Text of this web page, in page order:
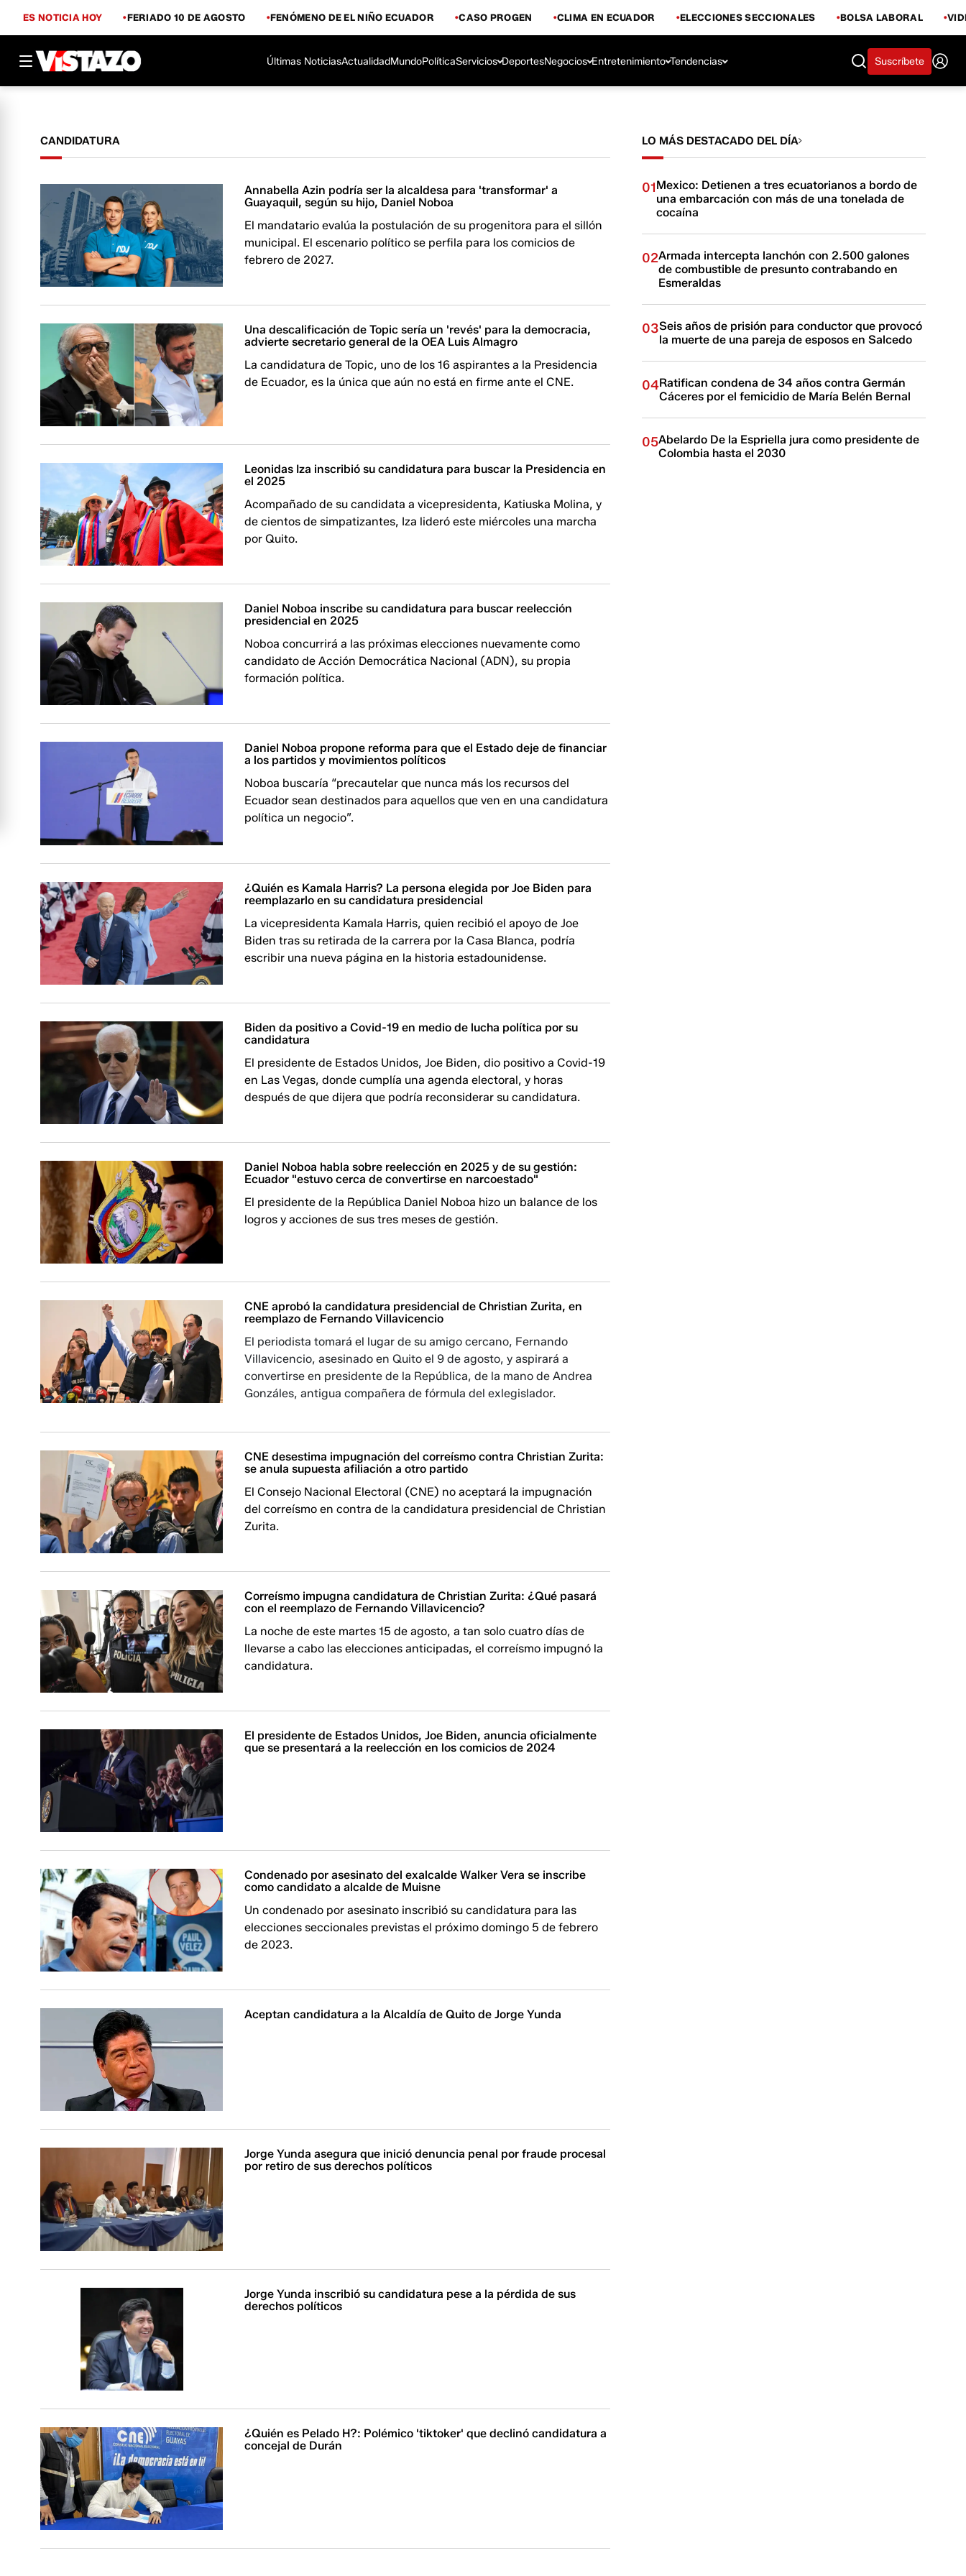
ES NOTICIA HOY FERIADO 10 DE AGOSTO FENÓMENO DE EL NIÑO ECUADOR CASO PROGEN CLIMA EN ECUADOR ELECCIONES SECCIONALES BOLSA LABORAL
Últimas NoticiasActualidadMundoPolíticaServicios DeportesNegocios Entretenimiento Tendencias Suscríbete
CANDIDATURA
Annabella Azin podría ser la alcaldesa para 'transformar' a
Guayaquil, según su hijo, Daniel Noboa
El mandatario evalúa la postulación de su progenitora para el sillón
municipal. El escenario político se perfila para los comicios de
febrero de 2027.
Una descalificación de Topic sería un 'revés' para la democracia,
advierte secretario general de la OEA Luis Almagro
La candidatura de Topic, uno de los 16 aspirantes a la Presidencia
de Ecuador, es la única que aún no está en firme ante el CNE.
Leonidas Iza inscribió su candidatura para buscar la Presidencia en
el 2025
Acompañado de su candidata a vicepresidenta, Katiuska Molina, y
de cientos de simpatizantes, Iza lideró este miércoles una marcha
por Quito.
Daniel Noboa inscribe su candidatura para buscar reelección
presidencial en 2025
Noboa concurrirá a las próximas elecciones nuevamente como
candidato de Acción Democrática Nacional (ADN), su propia
formación política.
Daniel Noboa propone reforma para que el Estado deje de financiar
a los partidos y movimientos políticos
Noboa buscaría “precautelar que nunca más los recursos del
Ecuador sean destinados para aquellos que ven en una candidatura
política un negocio”.
¿Quién es Kamala Harris? La persona elegida por Joe Biden para
reemplazarlo en su candidatura presidencial
La vicepresidenta Kamala Harris, quien recibió el apoyo de Joe
Biden tras su retirada de la carrera por la Casa Blanca, podría
escribir una nueva página en la historia estadounidense.
Biden da positivo a Covid-19 en medio de lucha política por su
candidatura
El presidente de Estados Unidos, Joe Biden, dio positivo a Covid-19
en Las Vegas, donde cumplía una agenda electoral, y horas
después de que dijera que podría reconsiderar su candidatura.
Daniel Noboa habla sobre reelección en 2025 y de su gestión:
Ecuador "estuvo cerca de convertirse en narcoestado"
El presidente de la República Daniel Noboa hizo un balance de los
logros y acciones de sus tres meses de gestión.
CNE aprobó la candidatura presidencial de Christian Zurita, en
reemplazo de Fernando Villavicencio
El periodista tomará el lugar de su amigo cercano, Fernando
Villavicencio, asesinado en Quito el 9 de agosto, y aspirará a
convertirse en presidente de la República, de la mano de Andrea
Gonzáles, antigua compañera de fórmula del exlegislador.
CNE desestima impugnación del correísmo contra Christian Zurita:
se anula supuesta afiliación a otro partido
El Consejo Nacional Electoral (CNE) no aceptará la impugnación
del correísmo en contra de la candidatura presidencial de Christian
Zurita.
Correísmo impugna candidatura de Christian Zurita: ¿Qué pasará
con el reemplazo de Fernando Villavicencio?
La noche de este martes 15 de agosto, a tan solo cuatro días de
llevarse a cabo las elecciones anticipadas, el correísmo impugnó la
candidatura.
El presidente de Estados Unidos, Joe Biden, anuncia oficialmente
que se presentará a la reelección en los comicios de 2024
Condenado por asesinato del exalcalde Walker Vera se inscribe
como candidato a alcalde de Muisne
Un condenado por asesinato inscribió su candidatura para las
elecciones seccionales previstas el próximo domingo 5 de febrero
de 2023.
Aceptan candidatura a la Alcaldía de Quito de Jorge Yunda
Jorge Yunda asegura que inició denuncia penal por fraude procesal
por retiro de sus derechos políticos
Jorge Yunda inscribió su candidatura pese a la pérdida de sus
derechos políticos
¿Quién es Pelado H?: Polémico 'tiktoker' que declinó candidatura a
concejal de Durán
LO MÁS DESTACADO DEL DÍA
01Mexico: Detienen a tres ecuatorianos a bordo de
una embarcación con más de una tonelada de
cocaína
02Armada intercepta lanchón con 2.500 galones
de combustible de presunto contrabando en
Esmeraldas
03Seis años de prisión para conductor que provocó
la muerte de una pareja de esposos en Salcedo
04Ratifican condena de 34 años contra Germán
Cáceres por el femicidio de María Belén Bernal
05Abelardo De la Espriella jura como presidente de
Colombia hasta el 2030